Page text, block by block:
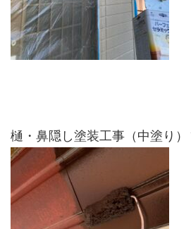
樋・鼻隠し塗装工事（中塗り